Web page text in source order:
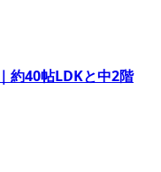
約40帖LDKと中2階